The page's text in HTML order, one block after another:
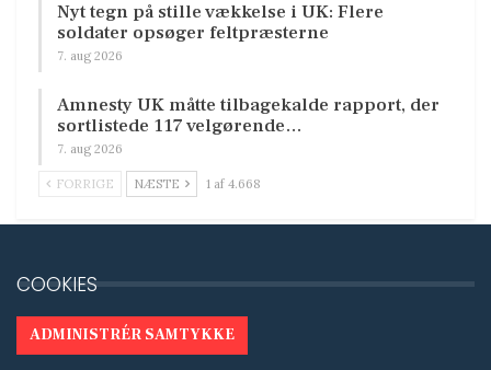
Nyt tegn på stille vækkelse i UK: Flere
soldater opsøger feltpræsterne
7. aug 2026
Amnesty UK måtte tilbagekalde rapport, der
sortlistede 117 velgørende…
7. aug 2026
FORRIGE NÆSTE 1 af 4.668
COOKIES
ADMINISTRÉR SAMTYKKE